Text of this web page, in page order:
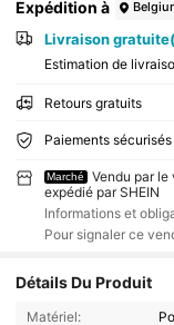
Expédition à
Livraison
Estimation de
Retours gratuits
Paiements
Marché
Vendu par le
expédié par SHEIN
Informations et
Pour signaler ce
Détails Du Produit
Matériel: